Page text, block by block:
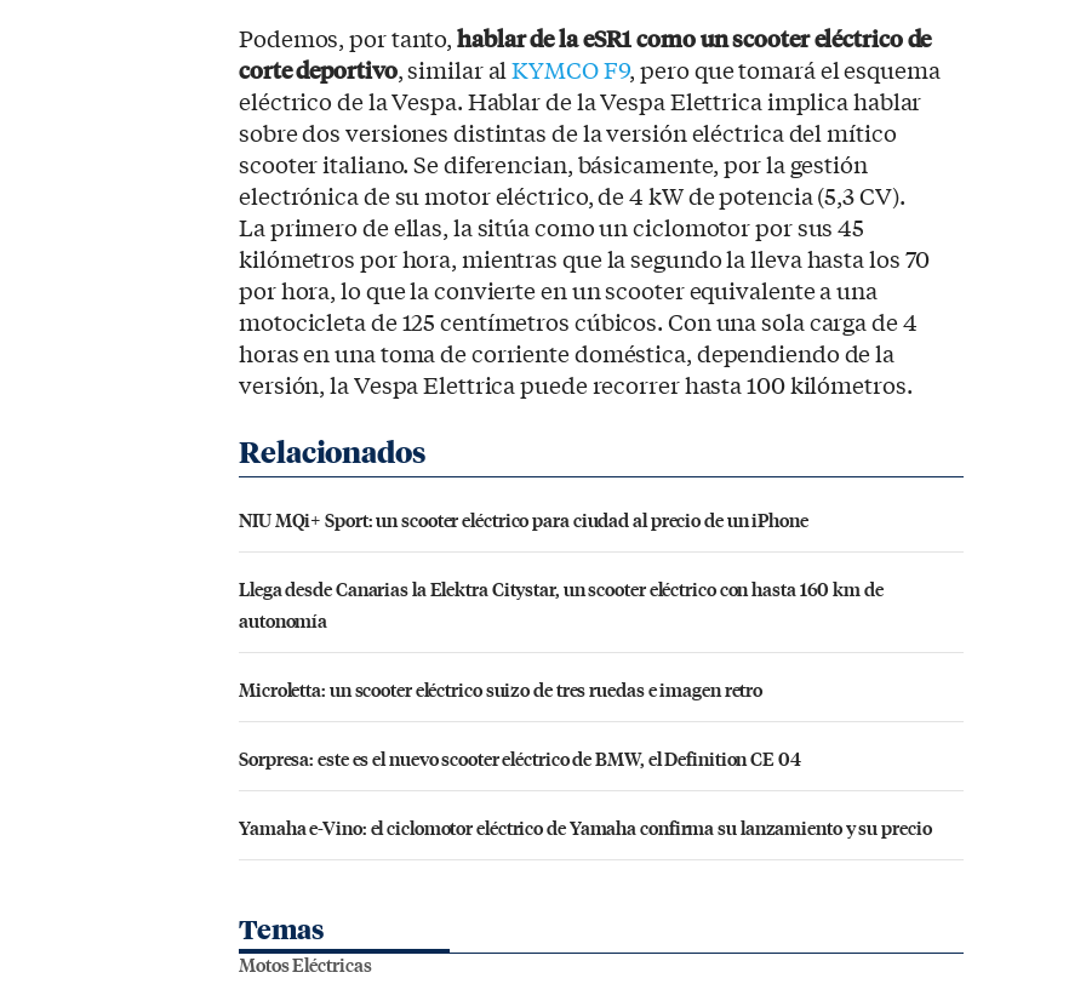
Podemos, por tanto,hablar de la eSR1 como un scooter eléctrico de
corte deportivo, similar alKYMCO F9, pero que tomará el esquema
eléctrico de la Vespa. Hablar de la Vespa Elettrica implica hablar
sobre dos versiones distintas de la versión eléctrica del mítico
scooter italiano. Se diferencian, básicamente, por la gestión
electrónica de su motor eléctrico, de 4 kW de potencia (5,3 CV).
La primero de ellas, la sitúa como un ciclomotor por sus 45
kilómetros por hora, mientras que la segundo la lleva hasta los 70
por hora, lo que la convierte en un scooter equivalente a una
motocicleta de 125 centímetros cúbicos. Con una sola carga de 4
horas en una toma de corriente doméstica, dependiendo de la
versión, la Vespa Elettrica puede recorrer hasta 100 kilómetros.
NIU MQi+ Sport: un scooter eléctrico para ciudad al precio de un iPhone
Llega desde Canarias la Elektra Citystar, un scooter eléctrico con hasta 160 km de
autonomía
Microletta: un scooter eléctrico suizo de tres ruedas e imagen retro
Sorpresa: este es el nuevo scooter eléctrico de BMW, el Definition CE 04
Yamaha e-Vino: el ciclomotor eléctrico de Yamaha confirma su lanzamiento y su precio
Temas
Motos Eléctricas